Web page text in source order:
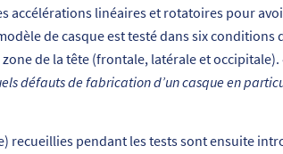
accélérations linéaires et rotatoires pour
de casque est testé dans six conditions
de la tête (frontale, latérale et occipitale).
défauts de fabrication d’un casque en
recueillies pendant les tests sont ensuite